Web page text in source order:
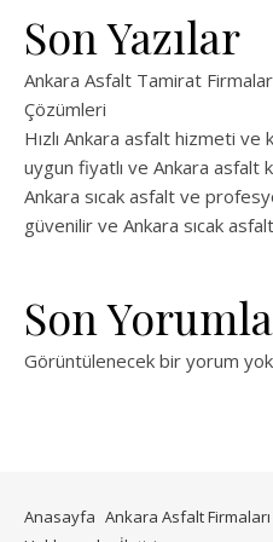
Son Yazılar
Ankara Asfalt Tamirat
Çözümleri
Hızlı Ankara asfalt hizmeti ve
uygun fiyatlı ve Ankara asfalt
Ankara sıcak asfalt ve
güvenilir ve Ankara sıcak asfalt
Son
Görüntülenecek bir yorum
Anasayfa Ankara Asfalt Firmaları